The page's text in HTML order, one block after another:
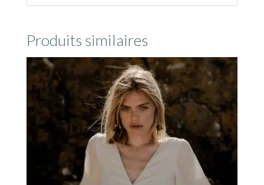
Produits similaires